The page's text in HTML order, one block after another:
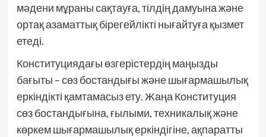
мәдени мұраны сақтауға, тілдің дамуына және
ортақ азаматтық бірегейлікті нығайтуға қызмет
етеді.
Конституциядағы өзгерістердің маңызды
бағыты – сөз бостандығы және шығармашылық
еркіндікті қамтамасыз ету. Жаңа Конституция
сөз бостандығына, ғылыми, техникалық және
көркем шығармашылық еркіндігіне, ақпаратты